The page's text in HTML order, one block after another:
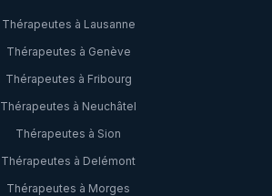
Thérapeutes à Lausanne
Thérapeutes à Genève
Thérapeutes à Fribourg
Thérapeutes à Neuchâtel
Thérapeutes à Sion
Thérapeutes à Delémont
Thérapeutes à Morges